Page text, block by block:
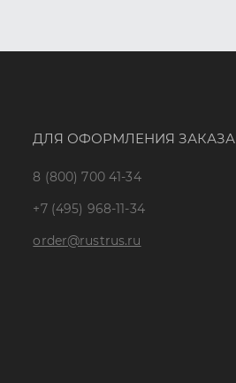
ДЛЯ ОФОРМЛЕНИЯ ЗАКАЗА
8 (800) 700 41-34
+7 (495) 968-11-34
order@rustrus.ru